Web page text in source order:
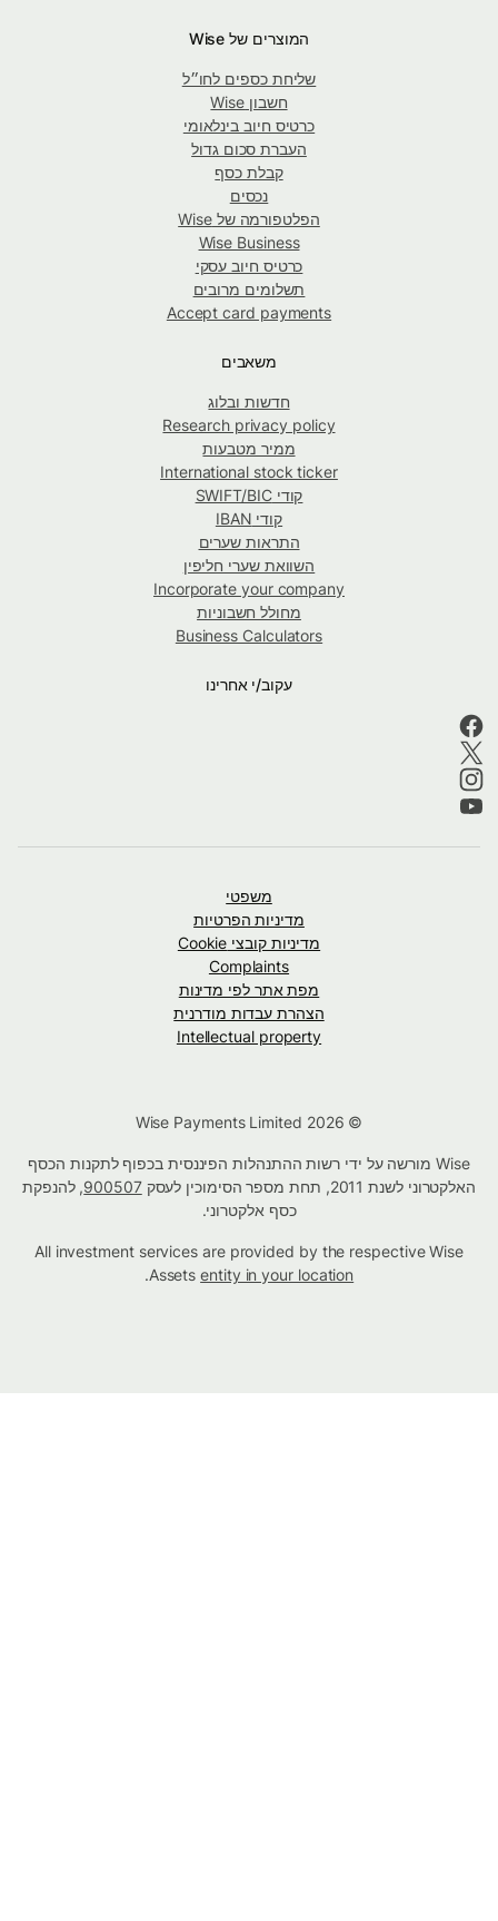
המוצרים של Wise
שליחת כספים לחו״ל
חשבון Wise
כרטיס חיוב בינלאומי
העברת סכום גדול
קבלת כסף
נכסים
הפלטפורמה של Wise
Wise Business
כרטיס חיוב עסקי
תשלומים מרובים
Accept card payments
משאבים
חדשות ובלוג
Research privacy policy
ממיר מטבעות
International stock ticker
קודי SWIFT/BIC
קודי IBAN
התראות שערים
השוואת שערי חליפין
Incorporate your company
מחולל חשבוניות
Business Calculators
עקוב/י אחרינו
משפטי
מדיניות הפרטיות
מדיניות קובצי Cookie
Complaints
מפת אתר לפי מדינות
הצהרת עבדות מודרנית
Intellectual property
Wise מורשה על ידי רשות ההתנהלות הפיננסית בכפוף לתקנות הכסף
האלקטרוני לשנת 2011, תחת מספר הסימוכין לעסק
900507, להנפקת
כסף אלקטרוני.
All investment services are provided by the respective Wise
Assetsentity in your location
.